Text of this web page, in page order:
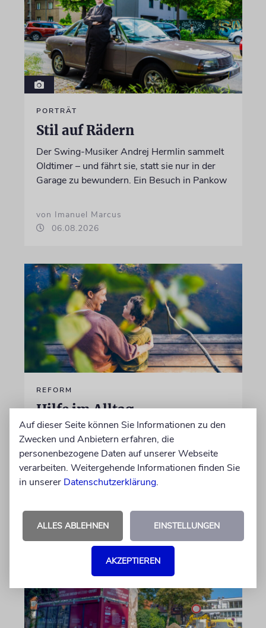
PORTRÄT
Stil auf Rädern
Der Swing-Musiker Andrej Hermlin sammelt
Oldtimer – und fährt sie, statt sie nur in der
Garage zu bewundern. Ein Besuch in Pankow
von Imanuel Marcus
06.08.2026
REFORM
Hilfe im Alltag
Familien mit behinderten Kindern sorgen sich,
dass ausgerechnet die Unterstützung gekürzt
wird, die ihnen ein selbstbestimmtes Leben
ermöglicht
von Christine Schmitt
05.08.2026
Auf dieser Seite können Sie Informationen zu den
Zwecken und Anbietern erfahren, die
personenbezogene Daten auf unserer Webseite
verarbeiten. Weitergehende Informationen finden Sie
in unserer Datenschutzerklärung.
ALLES ABLEHNEN EINSTELLUNGEN
AKZEPTIEREN